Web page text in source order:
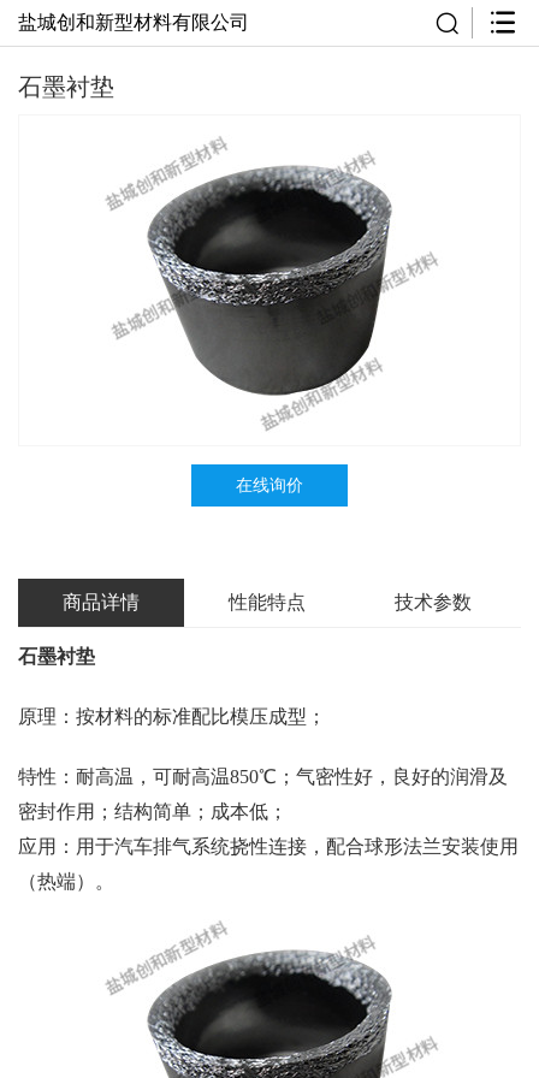
盐城创和新型材料有限公司
石墨衬垫
在线询价
商品详情 性能特点 技术参数
石墨衬垫
原理：按材料的标准配比模压成型；
特性：耐高温，可耐高温850℃；气密性好，良好的润滑及
密封作用；结构简单；成本低；
应用：用于汽车排气系统挠性连接，配合球形法兰安装使用
（热端）。